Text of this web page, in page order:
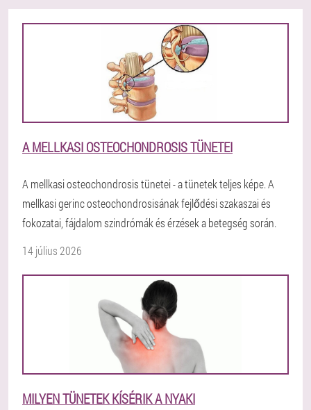
A MELLKASI OSTEOCHONDROSIS TÜNETEI
A mellkasi osteochondrosis tünetei - a tünetek teljes képe. A
mellkasi gerinc osteochondrosisának fejlődési szakaszai és
fokozatai, fájdalom szindrómák és érzések a betegség során.
14 július 2026
MILYEN TÜNETEK KÍSÉRIK A NYAKI